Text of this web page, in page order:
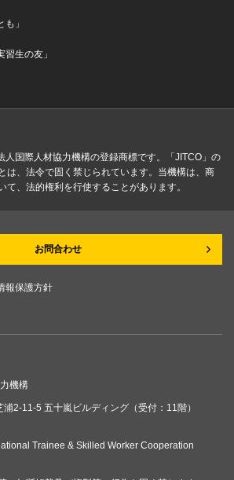
」
生の友」
人国際人材協力機構の登録商標です。「JITCO」の
は、法令で固く禁じられています。当機構は、商
て、法的権利を行使することがあります。
お問合わせ
報保護方針
機構
浦2-11-5 五十嵐ビルディング（受付：11階）
Trainee & Skilled Worker Cooperation